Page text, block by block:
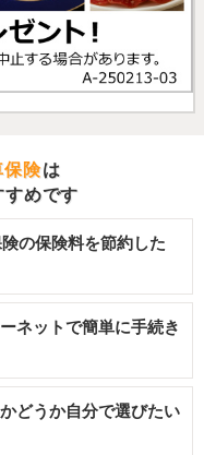
保険は
すめです
の保険料を節約した
ネットで簡単に手続き
どうか自分で選びたい